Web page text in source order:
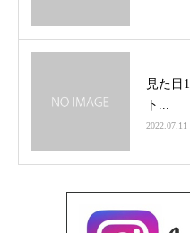
見た目
ト...
2022.07.11